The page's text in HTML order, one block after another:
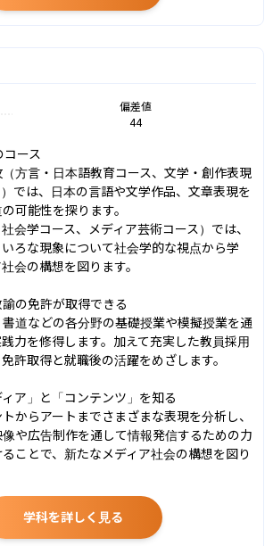
偏差値
44
ース
方言・日本語教育コース、文学・創作表現
では、日本の言語や文学作品、文章表現を
可能性を探ります。
会学コース、メディア芸術コース）では、
ろな現象について社会学的な視点から学
会の構想を図ります。
の免許が取得できる
道などの各分野の基礎授業や模擬授業を通
力を修得します。加えて充実した教員採用
許取得と就職後の活躍をめざします。
ア」と「コンテンツ」を知る
からアートまでさまざまな表現を分析し、
や広告制作を通して情報発信するための力
ことで、新たなメディア社会の構想を図り
学科を詳しく見る